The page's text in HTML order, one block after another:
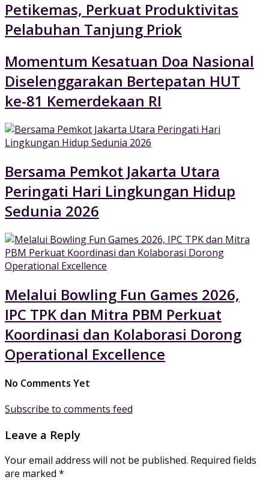
Petikemas, Perkuat Produktivitas
Pelabuhan Tanjung Priok
Momentum Kesatuan Doa Nasional
Diselenggarakan Bertepatan HUT
ke-81 Kemerdekaan RI
Bersama Pemkot Jakarta Utara
Peringati Hari Lingkungan Hidup
Sedunia 2026
Melalui Bowling Fun Games 2026,
IPC TPK dan Mitra PBM Perkuat
Koordinasi dan Kolaborasi Dorong
Operational Excellence
No Comments Yet
Subscribe to comments feed
Leave a Reply
Your email address will not be published. Required fields
are marked *